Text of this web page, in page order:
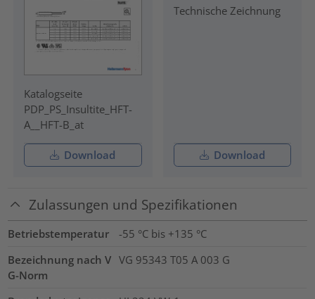
Katalogseite
PDP_PS_Insultite_HFT-
A__HFT-B_at
Download
Technische Zeichnung
Download
Zulassungen und Spezifikationen
Betriebstemperatur
-55 °C bis +135 °C
Bezeichnung nach V
G-Norm
VG 95343 T05 A 003 G